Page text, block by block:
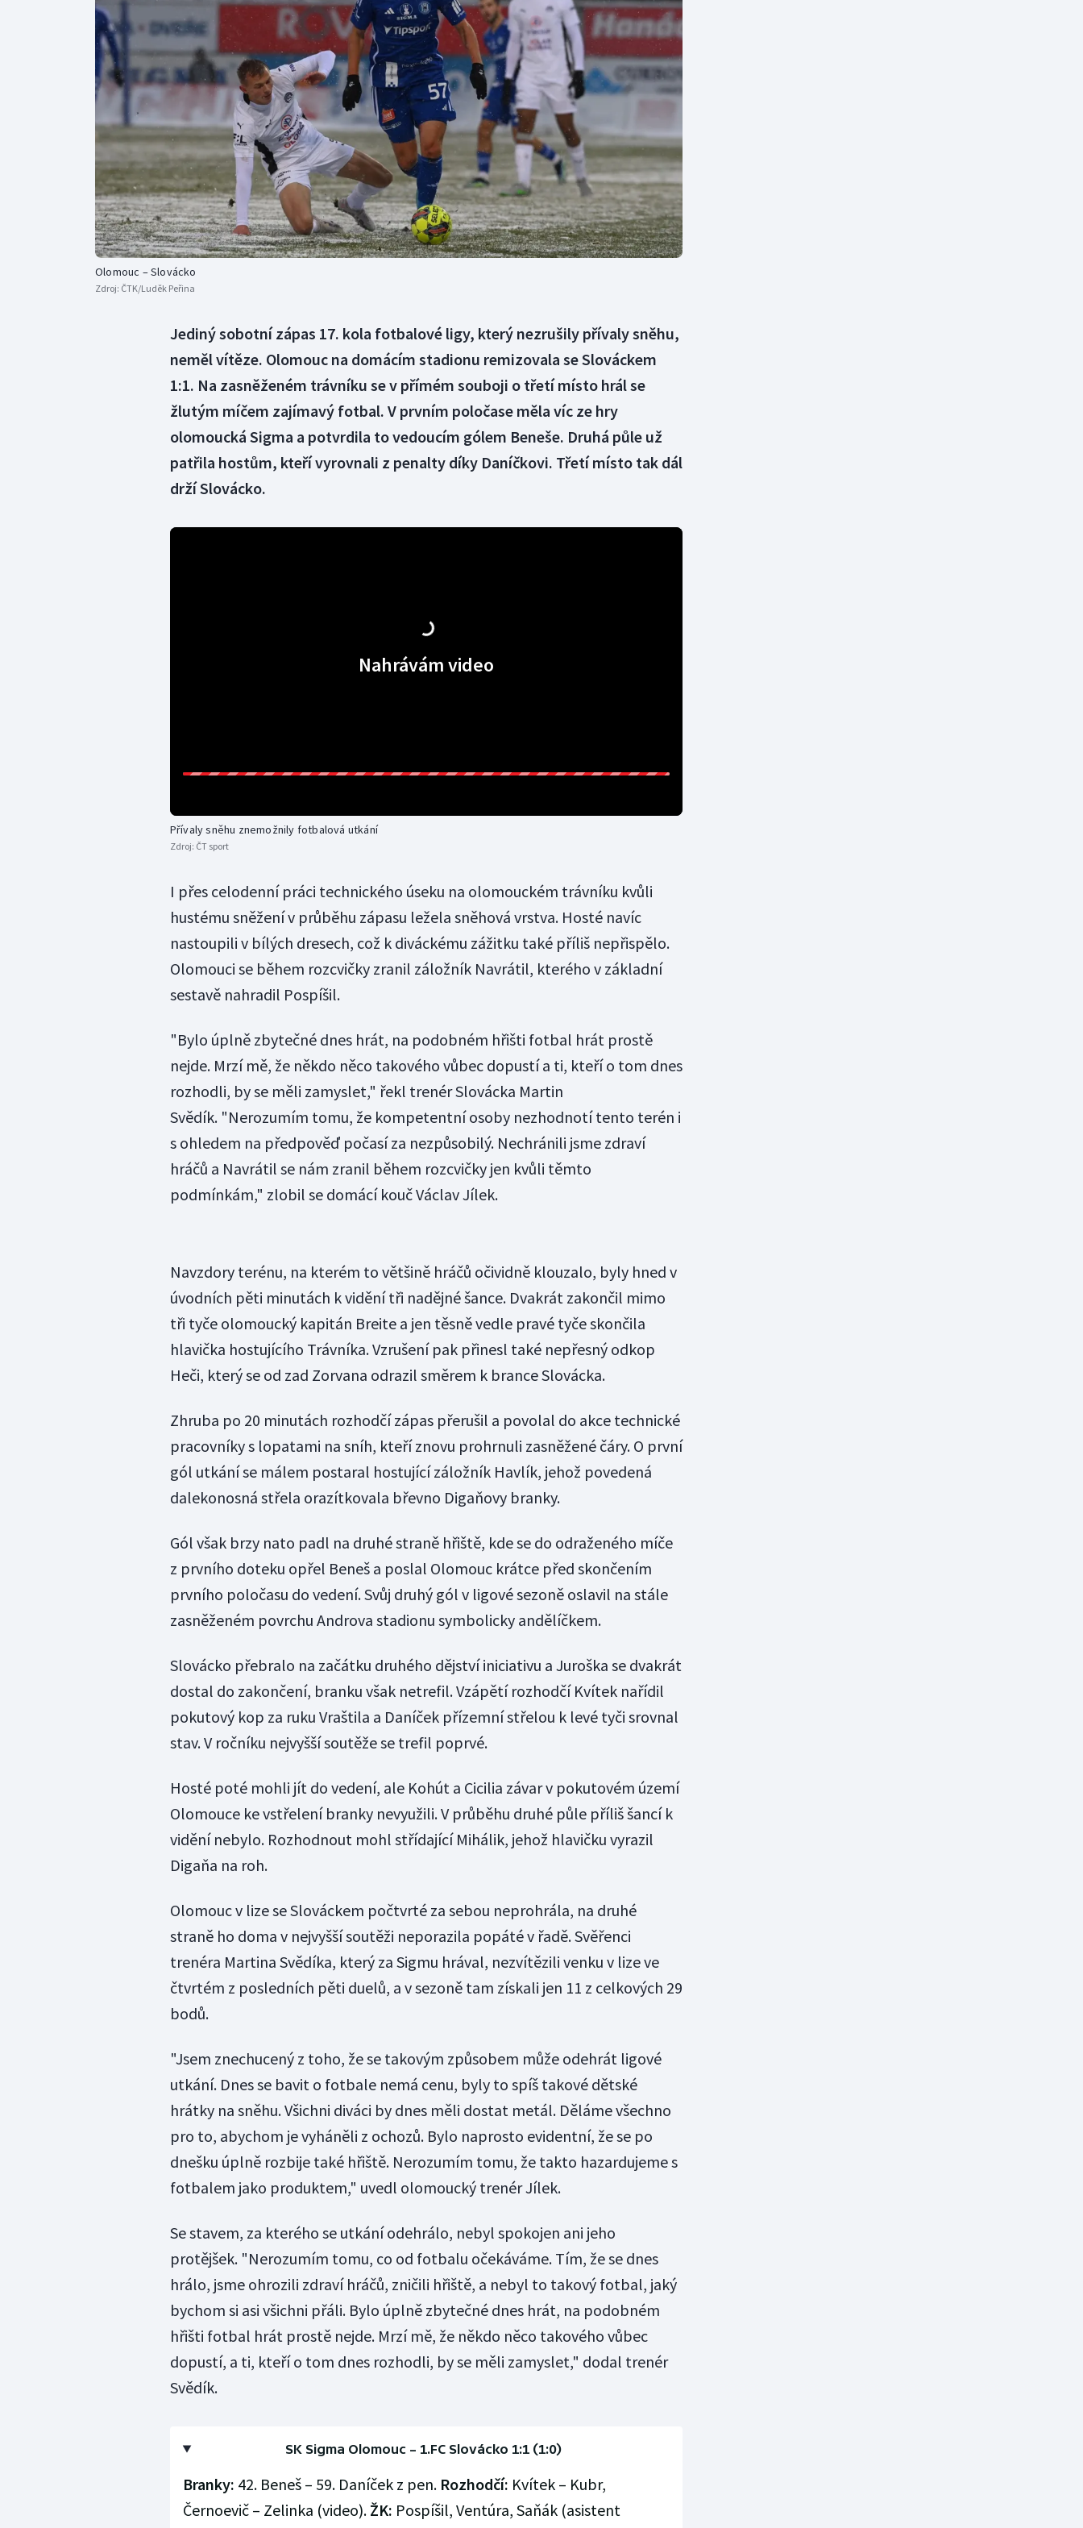
Curling
Dostihy
Florbal
Futsal
Golf
Gymnastika
Moderní pětiboj
Motorsport
Olympijské hry
Parasport
Plavání
Plážový volejbal
Triatlon
Veslování
Vodní slalom
Ostatní
Olomouc – Slovácko
Zdroj: ČTK/Luděk Peřina
Jediný sobotní zápas 17. kola fotbalové ligy, který nezrušily přívaly sněhu,
neměl vítěze. Olomouc na domácím stadionu remizovala se Slováckem
1:1. Na zasněženém trávníku se v přímém souboji o třetí místo hrál se
žlutým míčem zajímavý fotbal. V prvním poločase měla víc ze hry
olomoucká Sigma a potvrdila to vedoucím gólem Beneše. Druhá půle už
patřila hostům, kteří vyrovnali z penalty díky Daníčkovi. Třetí místo tak dál
drží Slovácko.
Nahrávám video
Přívaly sněhu znemožnily fotbalová utkání
Zdroj: ČT sport
I přes celodenní práci technického úseku na olomouckém trávníku kvůli
hustému sněžení v průběhu zápasu ležela sněhová vrstva. Hosté navíc
nastoupili v bílých dresech, což k diváckému zážitku také příliš nepřispělo.
Olomouci se během rozcvičky zranil záložník Navrátil, kterého v základní
sestavě nahradil Pospíšil.
"Bylo úplně zbytečné dnes hrát, na podobném hřišti fotbal hrát prostě
nejde. Mrzí mě, že někdo něco takového vůbec dopustí a ti, kteří o tom dnes
rozhodli, by se měli zamyslet," řekl trenér Slovácka Martin
Svědík. "Nerozumím tomu, že kompetentní osoby nezhodnotí tento terén i
s ohledem na předpověď počasí za nezpůsobilý. Nechránili jsme zdraví
hráčů a Navrátil se nám zranil během rozcvičky jen kvůli těmto
podmínkám," zlobil se domácí kouč Václav Jílek.
Navzdory terénu, na kterém to většině hráčů očividně klouzalo, byly hned v
úvodních pěti minutách k vidění tři nadějné šance. Dvakrát zakončil mimo
tři tyče olomoucký kapitán Breite a jen těsně vedle pravé tyče skončila
hlavička hostujícího Trávníka. Vzrušení pak přinesl také nepřesný odkop
Heči, který se od zad Zorvana odrazil směrem k brance Slovácka.
Zhruba po 20 minutách rozhodčí zápas přerušil a povolal do akce technické
pracovníky s lopatami na sníh, kteří znovu prohrnuli zasněžené čáry. O první
gól utkání se málem postaral hostující záložník Havlík, jehož povedená
dalekonosná střela orazítkovala břevno Digaňovy branky.
Gól však brzy nato padl na druhé straně hřiště, kde se do odraženého míče
z prvního doteku opřel Beneš a poslal Olomouc krátce před skončením
prvního poločasu do vedení. Svůj druhý gól v ligové sezoně oslavil na stále
zasněženém povrchu Androva stadionu symbolicky andělíčkem.
Slovácko přebralo na začátku druhého dějství iniciativu a Juroška se dvakrát
dostal do zakončení, branku však netrefil. Vzápětí rozhodčí Kvítek nařídil
pokutový kop za ruku Vraštila a Daníček přízemní střelou k levé tyči srovnal
stav. V ročníku nejvyšší soutěže se trefil poprvé.
Hosté poté mohli jít do vedení, ale Kohút a Cicilia závar v pokutovém území
Olomouce ke vstřelení branky nevyužili. V průběhu druhé půle příliš šancí k
vidění nebylo. Rozhodnout mohl střídající Mihálik, jehož hlavičku vyrazil
Digaňa na roh.
Olomouc v lize se Slováckem počtvrté za sebou neprohrála, na druhé
straně ho doma v nejvyšší soutěži neporazila popáté v řadě. Svěřenci
trenéra Martina Svědíka, který za Sigmu hrával, nezvítězili venku v lize ve
čtvrtém z posledních pěti duelů, a v sezoně tam získali jen 11 z celkových 29
bodů.
"Jsem znechucený z toho, že se takovým způsobem může odehrát ligové
utkání. Dnes se bavit o fotbale nemá cenu, byly to spíš takové dětské
hrátky na sněhu. Všichni diváci by dnes měli dostat metál. Děláme všechno
pro to, abychom je vyháněli z ochozů. Bylo naprosto evidentní, že se po
dnešku úplně rozbije také hřiště. Nerozumím tomu, že takto hazardujeme s
fotbalem jako produktem," uvedl olomoucký trenér Jílek.
Se stavem, za kterého se utkání odehrálo, nebyl spokojen ani jeho
protějšek. "Nerozumím tomu, co od fotbalu očekáváme. Tím, že se dnes
hrálo, jsme ohrozili zdraví hráčů, zničili hřiště, a nebyl to takový fotbal, jaký
bychom si asi všichni přáli. Bylo úplně zbytečné dnes hrát, na podobném
hřišti fotbal hrát prostě nejde. Mrzí mě, že někdo něco takového vůbec
dopustí, a ti, kteří o tom dnes rozhodli, by se měli zamyslet," dodal trenér
Svědík.
SK Sigma Olomouc – 1.FC Slovácko 1:1 (1:0)
Branky: 42. Beneš – 59. Daníček z pen. Rozhodčí: Kvítek – Kubr,
Černoevič – Zelinka (video). ŽK: Pospíšil, Ventúra, Saňák (asistent